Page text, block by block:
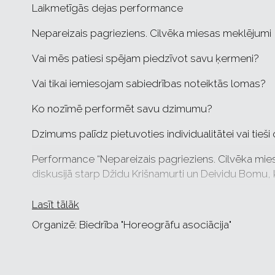
Laikmetīgās dejas performance
Nepareizais pagrieziens. Cilvēka miesas meklējumi
Vai mēs patiesi spējam piedzīvot savu ķermeni?
Vai tikai iemiesojam sabiedrības noteiktās lomas?
Ko nozīmē performēt savu dzimumu?
Dzimums palīdz pietuvoties individualitātei vai
Performance “Nepareizais pagrieziens. Cilvēka
diskusijā starp Džidu Krišnamurti un Deividu
apliecināšanos un varas kāri. Šī ideja ir tapusi par
ķermenim un kustībai kļūt par ceļvedi indivīda
Lasīt tālāk
Organizē: Biedrība "Horeogrāfu asociācija"